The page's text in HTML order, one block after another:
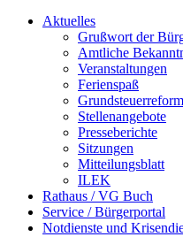
Aktuelles
Grußwort der
Amtliche
Veranstaltungen
Ferienspaß
Grundsteuerreform
Stellenangebote
Presseberichte
Sitzungen
Mitteilungsblatt
ILEK
Rathaus / VG Buch
Service / Bürgerportal
Notdienste und